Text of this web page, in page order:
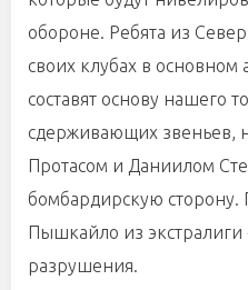
обороне. Ребята из
своих клубах в
составят основу нашего
сдерживающих звеньев,
Протасом и Даниилом
бомбардирскую
Пышкайло из экстралиги
разрушения.